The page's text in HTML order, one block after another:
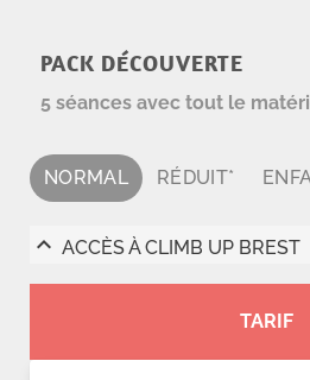
PACK DÉCOUVERTE
5 séances avec tout le
NORMAL RÉDUIT*